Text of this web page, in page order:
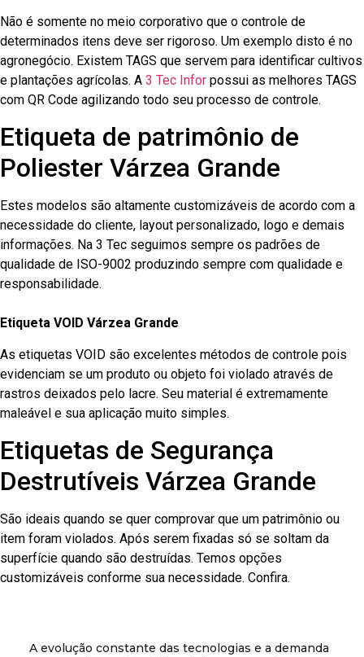
Não é somente no meio corporativo que o controle de
determinados itens deve ser rigoroso. Um exemplo disto é no
agronegócio. Existem TAGS que servem para identificar cultivos
e plantações agrícolas. A 3 Tec Infor possui as melhores TAGS
com QR Code agilizando todo seu processo de controle.
Etiqueta de patrimônio de
Poliester Várzea Grande
Estes modelos são altamente customizáveis de acordo com a
necessidade do cliente, layout personalizado, logo e demais
informações. Na 3 Tec seguimos sempre os padrões de
qualidade de ISO-9002 produzindo sempre com qualidade e
responsabilidade.
Etiqueta VOID Várzea Grande
As etiquetas VOID são excelentes métodos de controle pois
evidenciam se um produto ou objeto foi violado através de
rastros deixados pelo lacre. Seu material é extremamente
maleável e sua aplicação muito simples.
Etiquetas de Segurança
Destrutíveis Várzea Grande
São ideais quando se quer comprovar que um patrimônio ou
item foram violados. Após serem fixadas só se soltam da
superfície quando são destruídas. Temos opções
customizáveis conforme sua necessidade. Confira.
A evolução constante das tecnologias e a demanda